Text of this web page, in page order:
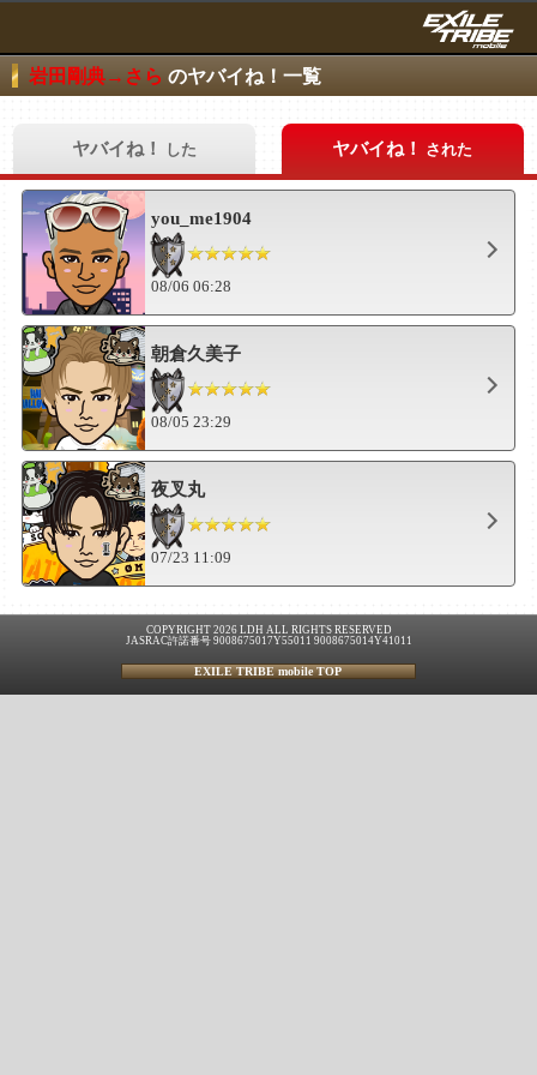
岩田剛典→さら のヤバイね！一覧
ヤバイね！ した ヤバイね！ された
you_me1904
08/06 06:28
朝倉久美子
08/05 23:29
夜叉丸
07/23 11:09
COPYRIGHT 2026 LDH ALL RIGHTS RESERVED
JASRAC許諾番号 9008675017Y55011 9008675014Y41011
EXILE TRIBE mobile TOP